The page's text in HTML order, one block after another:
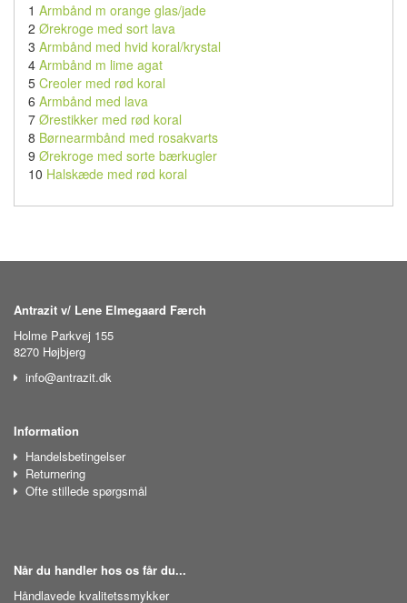
1 Armbånd m orange glas/jade
2 Ørekroge med sort lava
3 Armbånd med hvid koral/krystal
4 Armbånd m lime agat
5 Creoler med rød koral
6 Armbånd med lava
7 Ørestikker med rød koral
8 Børnearmbånd med rosakvarts
9 Ørekroge med sorte bærkugler
10 Halskæde med rød koral
Antrazit v/ Lene Elmegaard Færch
Holme Parkvej 155
8270 Højbjerg
info@antrazit.dk
Information
Handelsbetingelser
Returnering
Ofte stillede spørgsmål
Når du handler hos os får du...
Håndlavede kvalitetssmykker